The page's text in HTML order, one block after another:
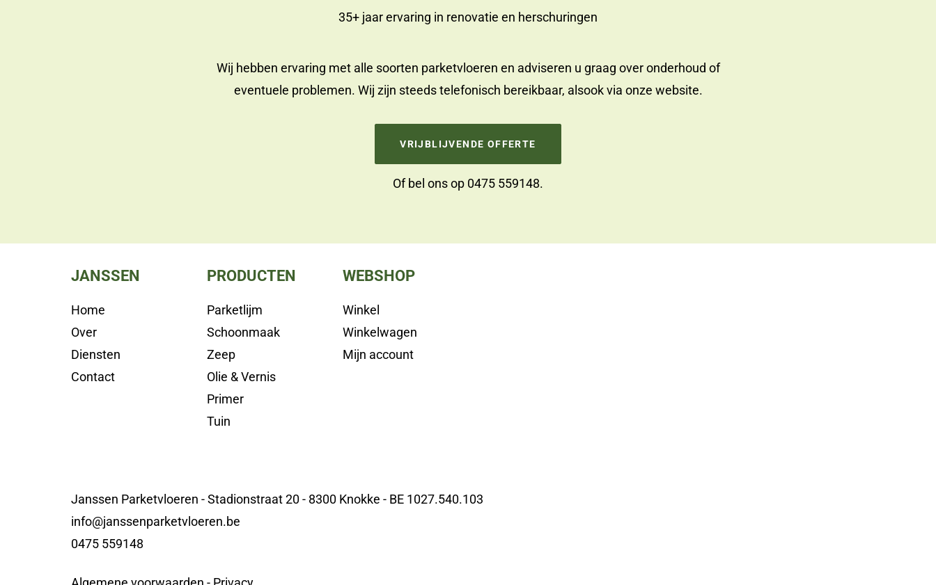
35+ jaar ervaring in renovatie en herschuringen
Wij hebben ervaring met alle soorten parketvloeren en adviseren u graag over onderhoud of
eventuele problemen. Wij zijn steeds telefonisch bereikbaar, alsook via onze website.
VRIJBLIJVENDE OFFERTE
Of bel ons op 0475 559148.
JANSSEN
Home
Over
Diensten
Contact
PRODUCTEN
Parketlijm
Schoonmaak
Zeep
Olie & Vernis
Primer
Tuin
WEBSHOP
Winkel
Winkelwagen
Mijn account
Janssen Parketvloeren - Stadionstraat 20 - 8300 Knokke - BE 1027.540.103
info@janssenparketvloeren.be
0475 559148